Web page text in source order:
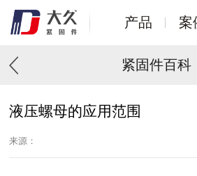
产品 案
紧固件百科
液压螺母的应用范围
来源：